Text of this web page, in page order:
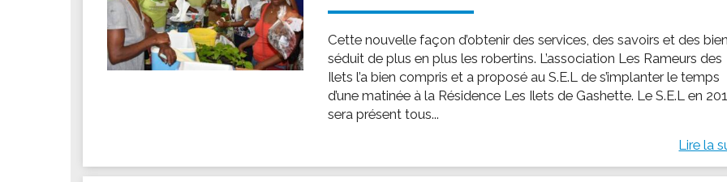
Cette nouvelle façon d’obtenir des services, des savoirs et des
séduit de plus en plus les robertins. L’association Les Rameurs des
Ilets l’a bien compris et a proposé au S.E.L de s’implanter le temps
d’une matinée à la Résidence Les Ilets de Gashette. Le S.E.L en
sera présent tous...
Lire la